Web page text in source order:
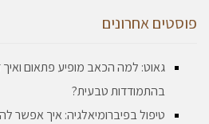
פוסטים אחרונים
גאוט: למה הכאב מופיע פתאום ואיך
בהתמודדות טבעית?
טיפול בפיברומיאלגיה: איך אפשר